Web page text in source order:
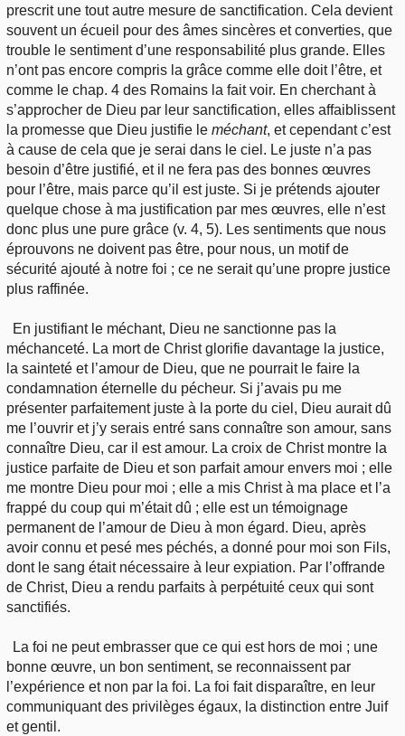
prescrit une tout autre mesure de sanctification. Cela devient
souvent un écueil pour des âmes sincères et converties, que
trouble le sentiment d’une responsabilité plus grande. Elles
n’ont pas encore compris la grâce comme elle doit l’être, et
comme le chap. 4 des Romains la fait voir. En cherchant à
s’approcher de Dieu par leur sanctification, elles affaiblissent
la promesse que Dieu justifie le méchant, et cependant c’est
à cause de cela que je serai dans le ciel. Le juste n’a pas
besoin d’être justifié, et il ne fera pas des bonnes œuvres
pour l’être, mais parce qu’il est juste. Si je prétends ajouter
quelque chose à ma justification par mes œuvres, elle n’est
donc plus une pure grâce (v. 4, 5). Les sentiments que nous
éprouvons ne doivent pas être, pour nous, un motif de
sécurité ajouté à notre foi ; ce ne serait qu’une propre justice
plus raffinée.
En justifiant le méchant, Dieu ne sanctionne pas la
méchanceté. La mort de Christ glorifie davantage la justice,
la sainteté et l’amour de Dieu, que ne pourrait le faire la
condamnation éternelle du pécheur. Si j’avais pu me
présenter parfaitement juste à la porte du ciel, Dieu aurait dû
me l’ouvrir et j’y serais entré sans connaître son amour, sans
connaître Dieu, car il est amour. La croix de Christ montre la
justice parfaite de Dieu et son parfait amour envers moi ; elle
me montre Dieu pour moi ; elle a mis Christ à ma place et l’a
frappé du coup qui m’était dû ; elle est un témoignage
permanent de l’amour de Dieu à mon égard. Dieu, après
avoir connu et pesé mes péchés, a donné pour moi son Fils,
dont le sang était nécessaire à leur expiation. Par l’offrande
de Christ, Dieu a rendu parfaits à perpétuité ceux qui sont
sanctifiés.
La foi ne peut embrasser que ce qui est hors de moi ; une
bonne œuvre, un bon sentiment, se reconnaissent par
l’expérience et non par la foi. La foi fait disparaître, en leur
communiquant des privilèges égaux, la distinction entre Juif
et gentil.